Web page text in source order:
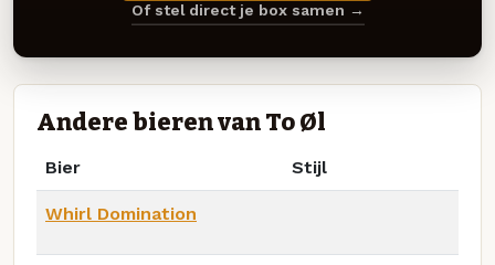
Of stel direct je box samen →
Andere bieren van To Øl
Bier Stijl
Whirl Domination